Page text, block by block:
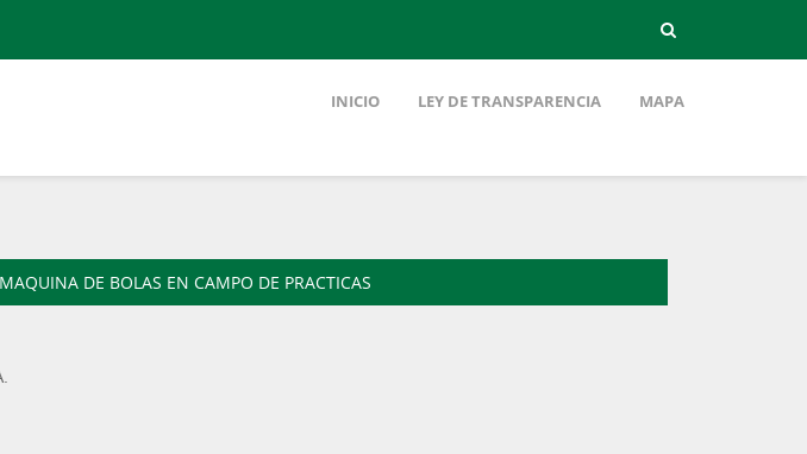
INICIO LEY DE TRANSPARENCIA MAPA
DE BOLAS EN CAMPO DE PRACTICAS